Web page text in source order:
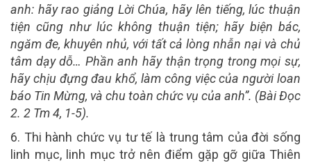
anh: hãy rao giảng Lời Chúa, hãy lên tiếng, lúc thuận
tiện cũng như lúc không thuận tiện; hãy biện bác,
ngăm đe, khuyên nhủ, với tất cả lòng nhẫn nại và chủ
tâm dạy dỗ… Phần anh hãy thận trọng trong mọi sự,
hãy chịu đựng đau khổ, làm công việc của người loan
báo Tin Mừng, và chu toàn chức vụ của anh”. (Bài Đọc
2. 2 Tm 4, 1-5).
6. Thi hành chức vụ tư tếlà trung tâm của đời sống
linh mục, linh mục trở nên điểm gặp gỡ giữa Thiên